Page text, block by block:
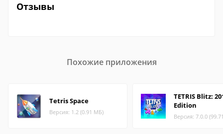
Отзывы
Похожие приложения
Tetris Space
Версия: 1.2 (0.91 МБ)
TETRIS Blitz:
Edition
Версия: 7.0.0